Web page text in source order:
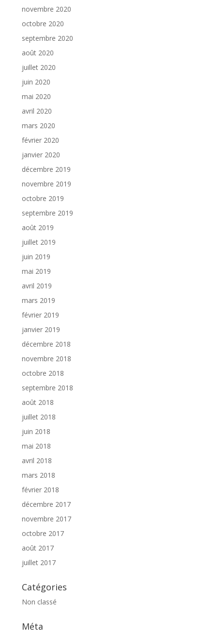
novembre 2020
octobre 2020
septembre 2020
août 2020
juillet 2020
juin 2020
mai 2020
avril 2020
mars 2020
février 2020
janvier 2020
décembre 2019
novembre 2019
octobre 2019
septembre 2019
août 2019
juillet 2019
juin 2019
mai 2019
avril 2019
mars 2019
février 2019
janvier 2019
décembre 2018
novembre 2018
octobre 2018
septembre 2018
août 2018
juillet 2018
juin 2018
mai 2018
avril 2018
mars 2018
février 2018
décembre 2017
novembre 2017
octobre 2017
août 2017
juillet 2017
Catégories
Non classé
Méta